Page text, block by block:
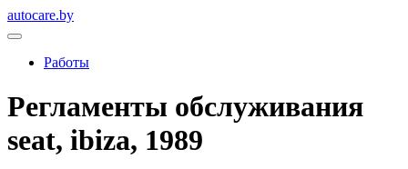
autocare.by
Работы
Регламенты обслуживания
seat, ibiza, 1989